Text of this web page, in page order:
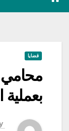
قضايا
محامي
بعملية